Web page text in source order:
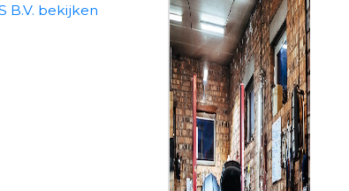
B.V. bekijken